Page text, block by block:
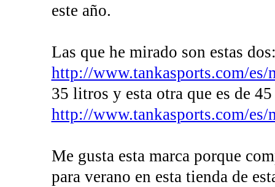
este año.
Las que he mirado son estas
http://www.tankasports.com/
35 litros y esta otra que es de 45
http://www.tankasports.com/
Me gusta esta marca porque
para verano en esta tienda de